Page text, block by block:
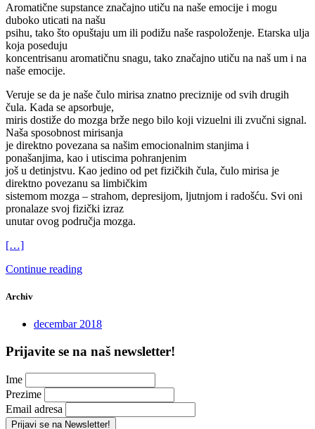
Aromatične supstance značajno utiču na naše emocije i mogu
duboko uticati na našu
psihu, tako što opuštaju um ili podižu naše raspoloženje. Etarska ulja
koja poseduju
koncentrisanu aromatičnu snagu, tako značajno utiču na naš um i na
naše emocije.
Veruje se da je naše čulo mirisa znatno preciznije od svih drugih
čula. Kada se apsorbuje,
miris dostiže do mozga brže nego bilo koji vizuelni ili zvučni signal.
Naša sposobnost mirisanja
je direktno povezana sa našim emocionalnim stanjima i
ponašanjima, kao i utiscima pohranjenim
još u detinjstvu. Kao jedino od pet fizičkih čula, čulo mirisa je
direktno povezanu sa limbičkim
sistemom mozga – strahom, depresijom, ljutnjom i radošću. Svi oni
pronalaze svoj fizički izraz
unutar ovog područja mozga.
[…]
Continue reading
Archiv
decembar 2018
Prijavite se na naš newsletter!
Ime
Prezime
Email adresa